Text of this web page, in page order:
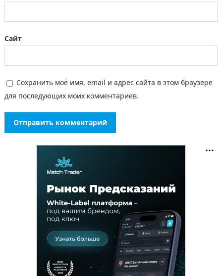
Сайт
Сохранить моё имя, email и адрес сайта в этом браузере
для последующих моих комментариев.